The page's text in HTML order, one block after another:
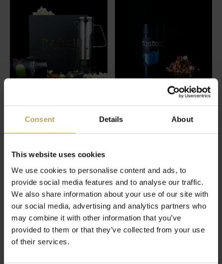
Consent Details About
This website uses cookies
We use cookies to personalise content and ads, to
provide social media features and to analyse our traffic.
We also share information about your use of our site with
our social media, advertising and analytics partners who
may combine it with other information that you’ve
provided to them or that they’ve collected from your use
of their services.
Netflix Movie Night
Box
und Popcorntee, zum
€34,95
Blue Unicorn
Früchtetee mit Popcorn für